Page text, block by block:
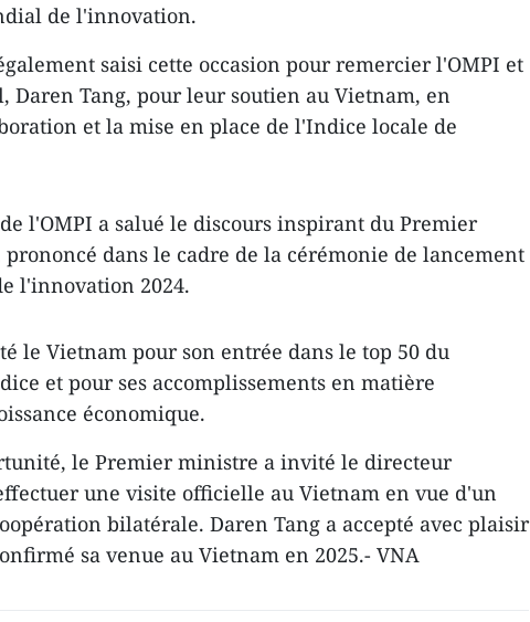
de l'innovation.
saisi cette occasion pour remercier l'OMPI et
Daren Tang, pour leur soutien au Vietnam, en
et la mise en place de l'Indice locale de
l'OMPI a salué le discours inspirant du Premier
dans le cadre de la cérémonie de lancement
l'innovation 2024.
le Vietnam pour son entrée dans le top 50 du
et pour ses accomplissements en matière
économique.
le Premier ministre a invité le directeur
une visite officielle au Vietnam en vue d'un
bilatérale. Daren Tang a accepté avec plaisir
sa venue au Vietnam en 2025.- VNA